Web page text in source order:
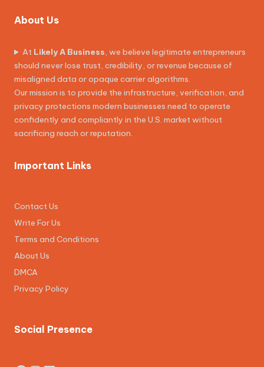
About Us
At Likely A Business, we believe legitimate entrepreneurs
should never lose trust, credibility, or revenue because of
misaligned data or opaque carrier algorithms.
Our mission is to provide the infrastructure, verification, and
privacy protections modern businesses need to operate
confidently and compliantly in the U.S. market without
sacrificing reach or reputation.
Important Links
Contact Us
Write For Us
Terms and Conditions
About Us
DMCA
Privacy Policy
Social Presence